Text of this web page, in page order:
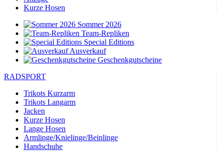
Kurze Hosen
Sommer 2026
Team-Repliken
Special Editions
Ausverkauf
Geschenkgutscheine
RADSPORT
Trikots Kurzarm
Trikots Langarm
Jacken
Kurze Hosen
Lange Hosen
Armlinge/Knielinge/Beinlinge
Handschuhe